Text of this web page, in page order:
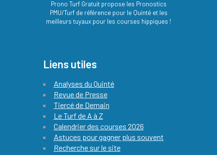
Prono Turf Gratuit propose les Pronostics
PMU/Turf de référence pour le Quinté et les
meilleurs tuyaux pour les courses hippiques !
Liens utiles
Analyses du Quinté
Revue de Presse
Tiercé de Demain
Le Turf de A à Z
Calendrier des courses 2026
Astuces pour gagner plus souvent
Recherche sur le site